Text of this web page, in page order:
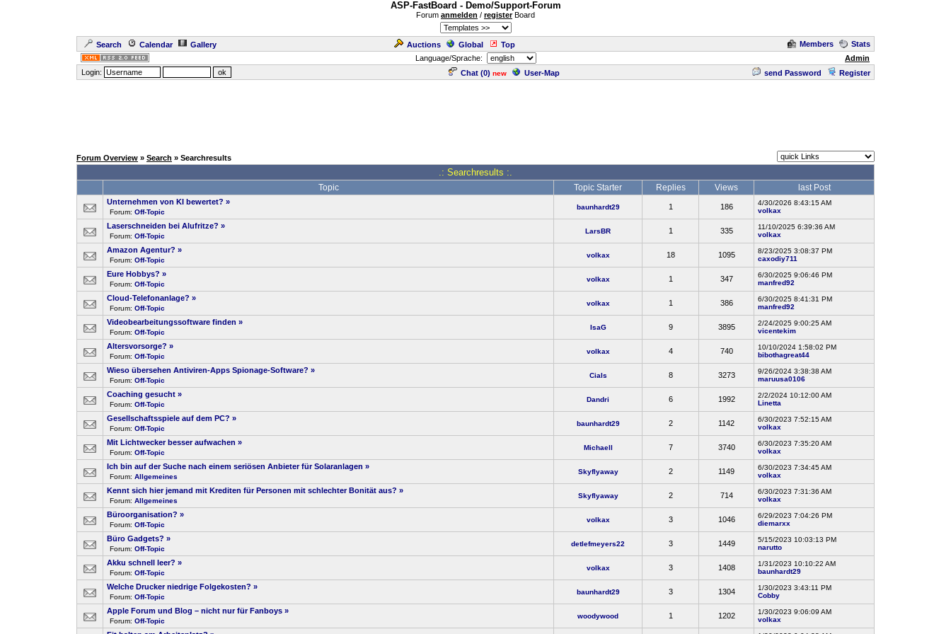
ASP-FastBoard - Demo/Support-Forum
Forum anmelden / registerBoard
Search Calendar Gallery Auctions Global Top Members
Stats
Language/Sprache:
Admin
Login:
Chat (0) new User-Map send Password Register
Forum Overview » Search » Searchresults
.: Searchresults :.
Topic Topic Starter Replies Views last Post
Unternehmen von KI bewertet? »
Forum: Off-Topic
baunhardt29 1 186
4/30/2026 8:43:15 AM
volkax
Laserschneiden bei Alufritze? »
Forum: Off-Topic
LarsBR 1 335
11/10/2025 6:39:36 AM
volkax
Amazon Agentur? »
Forum: Off-Topic
volkax 18 1095
8/23/2025 3:08:37 PM
caxodiy711
Eure Hobbys? »
Forum: Off-Topic
volkax 1 347
6/30/2025 9:06:46 PM
manfred92
Cloud-Telefonanlage? »
Forum: Off-Topic
volkax 1 386
6/30/2025 8:41:31 PM
manfred92
Videobearbeitungssoftware finden »
Forum: Off-Topic
IsaG 9 3895
2/24/2025 9:00:25 AM
vicentekim
Altersvorsorge? »
Forum: Off-Topic
volkax 4 740
10/10/2024 1:58:02 PM
bibothagreat44
Wieso übersehen Antiviren-Apps Spionage-Software? »
Forum: Off-Topic
Cials 8 3273
9/26/2024 3:38:38 AM
maruusa0106
Coaching gesucht »
Forum: Off-Topic
Dandri 6 1992
2/2/2024 10:12:00 AM
Linetta
Gesellschaftsspiele auf dem PC? »
Forum: Off-Topic
baunhardt29 2 1142
6/30/2023 7:52:15 AM
volkax
Mit Lichtwecker besser aufwachen »
Forum: Off-Topic
Michaell 7 3740
6/30/2023 7:35:20 AM
volkax
Ich bin auf der Suche nach einem seriösen Anbieter für Solaranlagen »
Forum: Allgemeines
Skyflyaway 2 1149
6/30/2023 7:34:45 AM
volkax
Kennt sich hier jemand mit Krediten für Personen mit schlechter Bonität aus? »
Forum: Allgemeines
Skyflyaway 2 714
6/30/2023 7:31:36 AM
volkax
Büroorganisation? »
Forum: Off-Topic
volkax 3 1046
6/29/2023 7:04:26 PM
diemarxx
Büro Gadgets? »
Forum: Off-Topic
detlefmeyers22 3 1449
5/15/2023 10:03:13 PM
narutto
Akku schnell leer? »
Forum: Off-Topic
volkax 3 1408
1/31/2023 10:10:22 AM
baunhardt29
Welche Drucker niedrige Folgekosten? »
Forum: Off-Topic
baunhardt29 3 1304
1/30/2023 3:43:11 PM
Cobby
Apple Forum und Blog – nicht nur für Fanboys »
Forum: Off-Topic
woodywood 1 1202
1/30/2023 9:06:09 AM
volkax